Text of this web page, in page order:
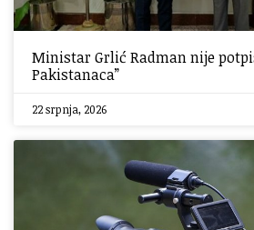
Ministar Grlić Radman nije
Pakistanaca”
22 srpnja, 2026